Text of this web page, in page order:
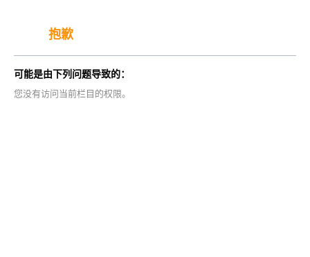
抱歉
可能是由下列问题导致的：
您没有访问当前栏目的权限。